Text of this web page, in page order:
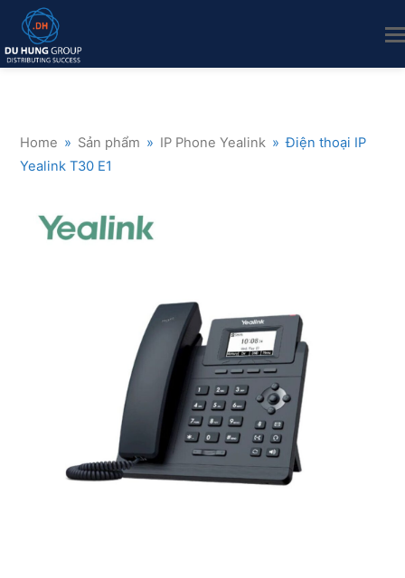
Home » Sản phẩm » IP Phone Yealink » Điện thoại IP
Yealink T30 E1